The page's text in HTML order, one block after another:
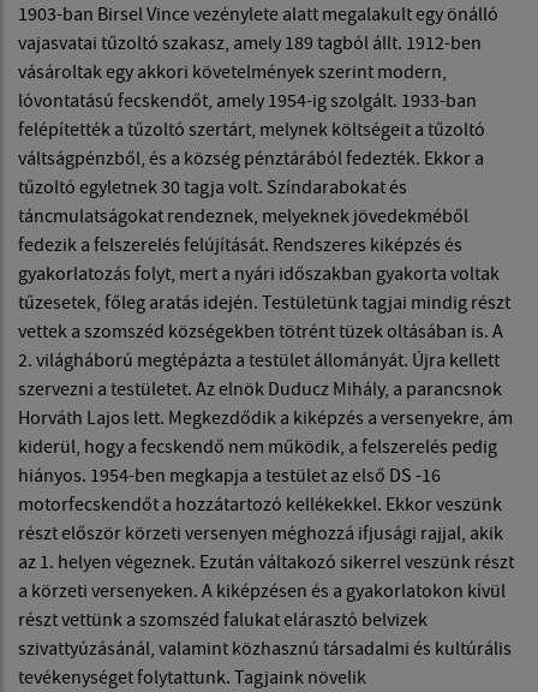
1903-ban Birsel Vince vezénylete alatt megalakult egy önálló
vajasvatai tűzoltó szakasz, amely 189 tagból állt. 1912-ben
vásároltak egy akkori követelmények szerint modern,
lóvontatású fecskendőt, amely 1954-ig szolgált. 1933-ban
felépítették a tűzoltó szertárt, melynek költségeit a tűzoltó
váltságpénzből, és a község pénztárából fedezték. Ekkor a
tűzoltó egyletnek 30 tagja volt. Színdarabokat és
táncmulatságokat rendeznek, melyeknek jövedekméből
fedezik a felszerelés felújítását. Rendszeres kiképzés és
gyakorlatozás folyt, mert a nyári időszakban gyakorta voltak
tűzesetek, főleg aratás idején. Testületünk tagjai mindig részt
vettek a szomszéd községekben tötrént tüzek oltásában is. A
2. világháború megtépázta a testület állományát. Újra kellett
szervezni a testületet. Az elnök Duducz Mihály, a parancsnok
Horváth Lajos lett. Megkezdődik a kiképzés a versenyekre, ám
kiderül, hogy a fecskendő nem működik, a felszerelés pedig
hiányos. 1954-ben megkapja a testület az első DS -16
motorfecskendőt a hozzátartozó kellékekkel. Ekkor veszünk
részt először körzeti versenyen méghozzá ifjusági rajjal, akik
az 1. helyen végeznek. Ezután váltakozó sikerrel veszünk részt
a körzeti versenyeken. A kiképzésen és a gyakorlatokon kívül
részt vettünk a szomszéd falukat elárasztó belvizek
szivattyúzásánál, valamint közhasznú társadalmi és kultúrális
tevékenységet folytattunk. Tagjaink növelik